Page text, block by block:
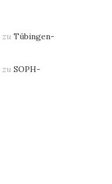
zuTübingen-
zuSOPH-